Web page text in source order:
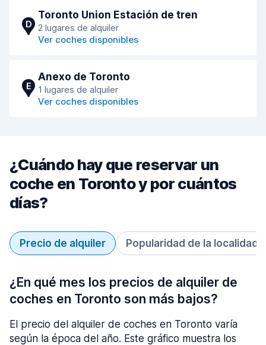
D
Toronto Union Estación de tren
2 lugares de alquiler
Ver coches disponibles
E
Anexo de Toronto
1 lugares de alquiler
Ver coches disponibles
¿Cuándo hay que reservar un
coche en Toronto y por cuántos
días?
Precio de alquiler Popularidad de la localidad
¿En qué mes los precios de alquiler de
coches en Toronto son más bajos?
El precio del alquiler de coches en Toronto varía
según la época del año. Este gráfico muestra los